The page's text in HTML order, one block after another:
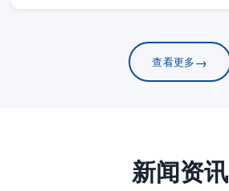
查看更多→
新闻资讯